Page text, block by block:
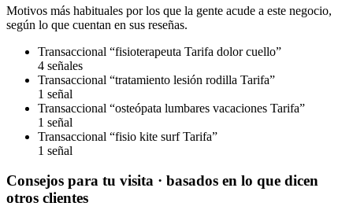
Motivos más habituales por los que la gente acude a este negocio,
según lo que cuentan en sus reseñas.
Transaccional “fisioterapeuta Tarifa dolor cuello”
4 señales
Transaccional “tratamiento lesión rodilla Tarifa”
1 señal
Transaccional “osteópata lumbares vacaciones Tarifa”
1 señal
Transaccional “fisio kite surf Tarifa”
1 señal
Consejos para tu visita · basados en lo que dicen
otros clientes